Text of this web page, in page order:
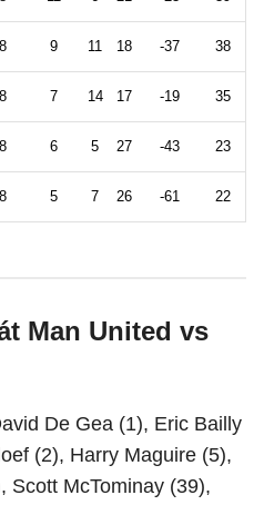
Man United vs
De Gea (1), Eric Bailly
(2), Harry Maguire (5),
Scott McTominay (39),